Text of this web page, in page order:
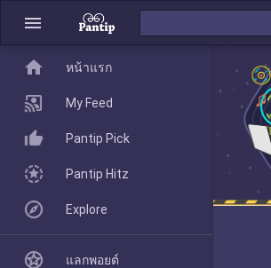
menu
home
Pantip Pick
home หน้าแรก
My Feed
Pantip Pick
Pantip Hitz
Explore
แลกพอยต์